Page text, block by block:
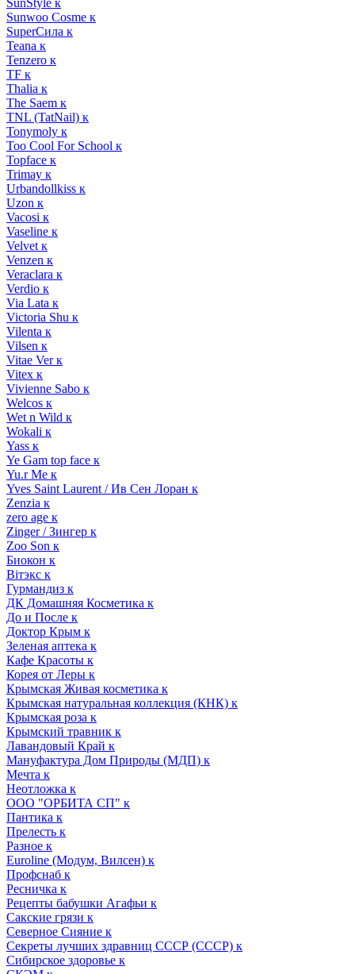
SunStyle к
Sunwoo Cosme к
SuperСила к
Teana к
Tenzero к
TF к
Thalia к
The Saem к
TNL (TatNail) к
Tonymoly к
Too Cool For School к
Topface к
Trimay к
Urbandollkiss к
Uzon к
Vacosi к
Vaseline к
Velvet к
Venzen к
Veraclara к
Verdio к
Via Lata к
Victoria Shu к
Vilenta к
Vilsen к
Vitae Ver к
Vitex к
Vivienne Sabo к
Welcos к
Wet n Wild к
Wokali к
Yass к
Ye Gam top face к
Yu.r Me к
Yves Saint Laurent / Ив Сен Лоран к
Zenzia к
zero age к
Zinger / Зингер к
Zoo Son к
Биокон к
Вiтэкс к
Гурмандиз к
ДК Домашняя Косметика к
До и После к
Доктор Крым к
Зеленая аптека к
Кафе Красоты к
Корея от Леры к
Крымская Живая косметика к
Крымская натуральная коллекция (КНК) к
Крымская роза к
Крымский травник к
Лавандовый Край к
Мануфактура Дом Природы (МДП) к
Мечта к
Неотложка к
ООО "ОРБИТА СП" к
Пантика к
Прелесть к
Разное к
Euroline (Модум, Вилсен) к
Профснаб к
Ресничка к
Рецепты бабушки Агафьи к
Сакские грязи к
Северное Сияние к
Секреты лучших здравниц СССР (СССР) к
Сибирское здоровье к